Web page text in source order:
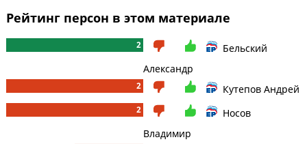
Рейтинг персон в этом материале
2
Бельский
Александр
2 Кутепов Андрей
2
Носов
Владимир